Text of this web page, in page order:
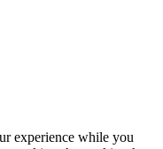
experience while you